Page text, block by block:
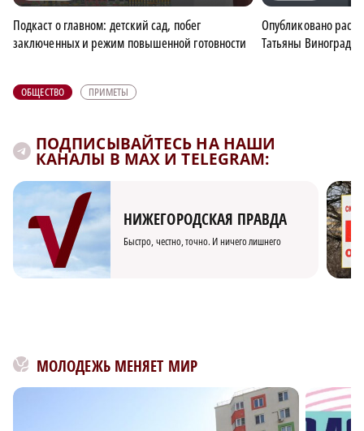
Подкаст о главном: детский сад, побег
заключенных и режим повышенной готовности
Опубликовано
Татьяны
ОБЩЕСТВО ПРИМЕТЫ
ПОДПИСЫВАЙТЕСЬ НА НАШИ
КАНАЛЫ В MAX И TELEGRAM:
НИЖЕГОРОДСКАЯ ПРАВДА
Быстро, честно, точно. И ничего лишнего
МОЛОДЕЖЬ МЕНЯЕТ МИР